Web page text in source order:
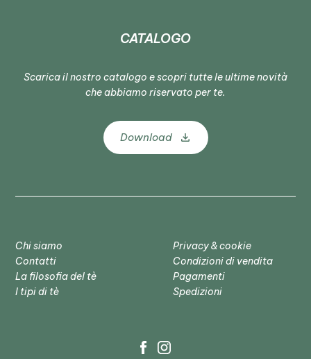
CATALOGO
Scarica il nostro catalogo e scopri tutte le ultime novità
che abbiamo riservato per te.
Download
Chi siamo
Contatti
La filosofia del tè
I tipi di tè
Privacy & cookie
Condizioni di vendita
Pagamenti
Spedizioni